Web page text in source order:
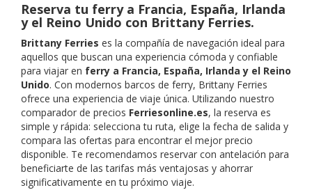
Reserva tu ferry a Francia, España, Irlanda
y el Reino Unido con Brittany Ferries.
Brittany Ferries es la compañía de navegación ideal para
aquellos que buscan una experiencia cómoda y confiable
para viajar en ferry a Francia, España, Irlanda y el Reino
Unido. Con modernos barcos de ferry, Brittany Ferries
ofrece una experiencia de viaje única. Utilizando nuestro
comparador de precios Ferriesonline.es, la reserva es
simple y rápida: selecciona tu ruta, elige la fecha de salida y
compara las ofertas para encontrar el mejor precio
disponible. Te recomendamos reservar con antelación para
beneficiarte de las tarifas más ventajosas y ahorrar
significativamente en tu próximo viaje.